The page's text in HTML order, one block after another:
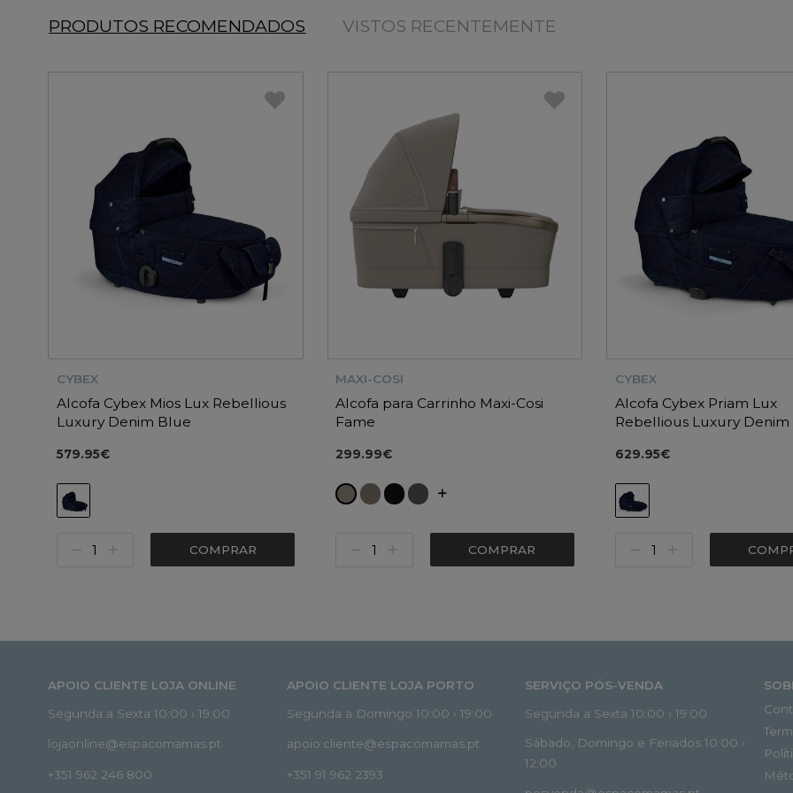
PRODUTOS RECOMENDADOS VISTOS RECENTEMENTE
CYBEX
Alcofa Cybex Mios Lux Rebellious
Luxury Denim Blue
579.95€
COMPRAR
MAXI-COSI
Alcofa para Carrinho Maxi-Cosi
Fame
299.99€
COMPRAR
CYBEX
Alcofa Cybex Priam Lux
Rebellious Luxury
629.95€
APOIO CLIENTE LOJA ONLINE
Segunda a Sexta 10:00 › 19:00
lojaonline@espacomamas.pt
+351 962 246 800
APOIO CLIENTE LOJA PORTO
Segunda a Domingo 10:00 › 19:00
apoio.cliente@espacomamas.pt
+351 91 962 2393
SERVIÇO PÓS-VENDA
Segunda a Sexta 10:00 › 19:00
Sábado, Domingo e Feriados 10:00 ›
12:00